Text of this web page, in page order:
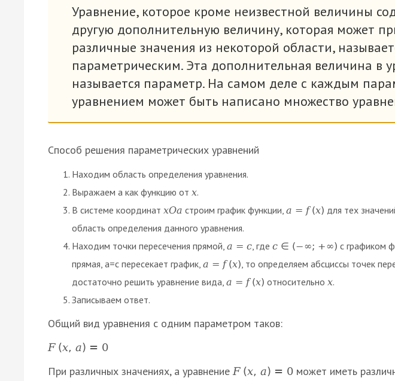
Уравнение, которое кроме неизвестной величины
другую дополнительную величину, которая может
различные значения из некоторой области,
параметрическим. Эта дополнительная величина в
называется параметр. На самом деле с каждым
уравнением может быть написано множество
Способ решения параметрических уравнений
Находим область определения уравнения.
Выражаем a как функцию от х.
В системе координат хОа строим график функции, а = f (х) для тех
область определения данного уравнения.
Находим точки пересечения прямой, а = с , гдес ∈ (−∞; +∞) с графиком
прямая, а=с пересекает график, а = f (х) , то определяем абсциссы точек
достаточно решить уравнение вида, а = f (х) относительно х.
Записываем ответ.
Общий вид уравнения с одним параметром таков:
F (x, a) = 0
При различных значениях, а уравнениеF (x, a) = 0может иметь